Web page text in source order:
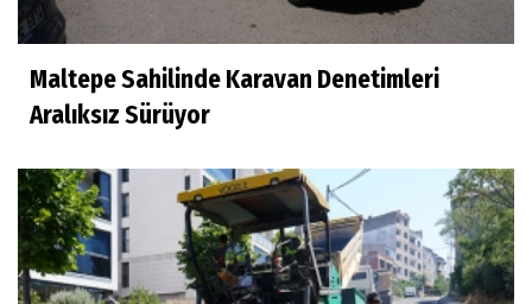
Maltepe Sahilinde Karavan Denetimleri
Aralıksız Sürüyor